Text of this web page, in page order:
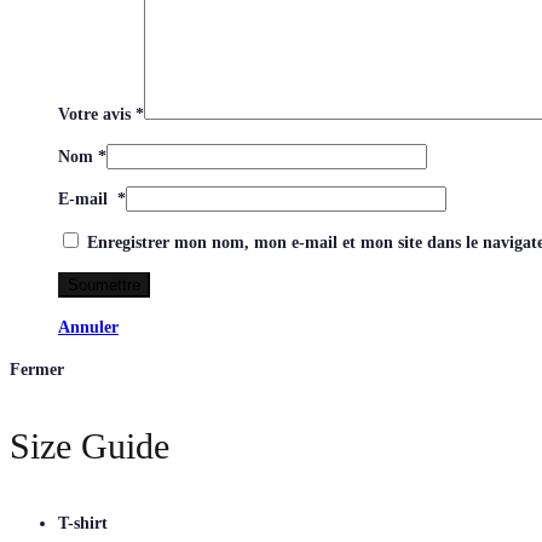
Votre avis *
Nom *
E-mail *
Enregistrer mon nom, mon e-mail et mon site dans le
Annuler
Fermer
Size Guide
T-shirt